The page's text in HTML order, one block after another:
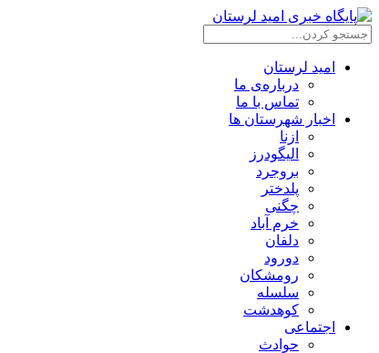
امید لرستان
درباره‌ی ما
تماس با ما
اخبار شهرستان ها
ازنا
الیگودرز
بروجرد
پلدختر
چگنی
خرم آباد
دلفان
دورود
رومشکان
سلسله
کوهدشت
اجتماعی
حوادث